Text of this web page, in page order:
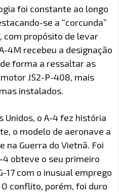
foi constante ao longo
se a “corcunda”
com propósito de levar
4M recebeu a designação
forma a ressaltar as
J52-P-408, mais
instalados.
Unidos, o A-4 fez história
o modelo de aeronave a
Guerra do Vietnã. Foi
4 obteve o seu primeiro
17 com o inusual emprego
conflito, porém, foi duro